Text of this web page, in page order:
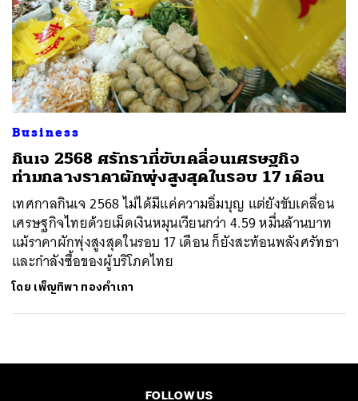
Business
กินเจ 2568 ศรัทธาที่ขับเคลื่อนเศรษฐกิจ
ท่ามกลางราคาผักพุ่งสูงสุดในรอบ 17 เดือน
เทศกาลกินเจ 2568 ไม่ได้มีแค่ความอิ่มบุญ แต่ยังขับเคลื่อน
เศรษฐกิจไทยด้วยเม็ดเงินหมุนเวียนกว่า 4.59 หมื่นล้านบาท
แม้ราคาผักพุ่งสูงสุดในรอบ 17 เดือน ก็ยังสะท้อนพลังศรัทธา
และกำลังซื้อของผู้บริโภคไทย
โดย เพ็ญทิพา ทองคำเภา
FOLLOW US
ค้นหา
SHARE TWEET LINE EMAIL